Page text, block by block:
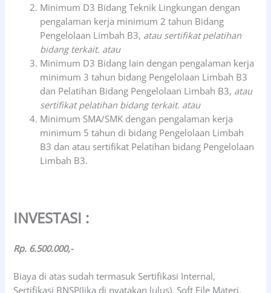
Minimum D3 Bidang Teknik Lingkungan dengan
pengalaman kerja minimum 2 tahun Bidang
Pengelolaan Limbah B3, atau sertifikat pelatihan
bidang terkait. atau
Minimum D3 Bidang lain dengan pengalaman kerja
minimum 3 tahun bidang Pengelolaan Limbah B3
dan Pelatihan Bidang Pengelolaan Limbah B3, atau
sertifikat pelatihan bidang terkait. atau
Minimum SMA/SMK dengan pengalaman kerja
minimum 5 tahun di bidang Pengelolaan Limbah
B3 dan atau sertifikat Pelatihan bidang Pengelolaan
Limbah B3.
INVESTASI :
Rp. 6.500.000,-
Biaya di atas sudah termasuk Sertifikasi Internal,
Sertifikasi BNSP(Jika di nyatakan lulus), Soft File Materi,